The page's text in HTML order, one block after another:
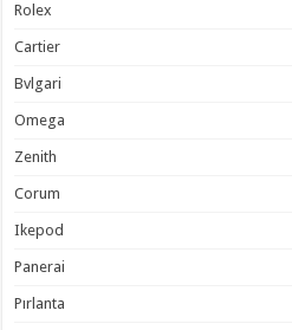
Rolex
Cartier
Bvlgari
Omega
Zenith
Corum
Ikepod
Panerai
Pırlanta